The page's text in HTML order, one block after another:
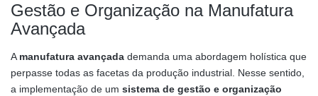
Gestão e Organização na Manufatura
Avançada
A manufatura avançada demanda uma abordagem holística que
perpasse todas as facetas da produção industrial. Nesse sentido,
a implementação de um sistema de gestão e organização